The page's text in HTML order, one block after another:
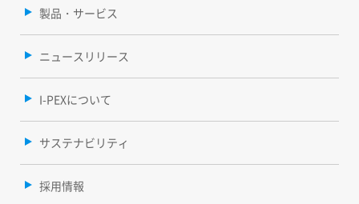
製品・サービス
ニュースリリース
I-PEXについて
サステナビリティ
採用情報